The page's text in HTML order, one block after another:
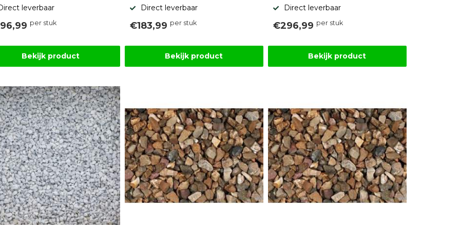
leverbaar
per stuk
Bekijk product
Direct leverbaar
€183,99 per stuk
Bekijk product
Direct leverbaar
€296,99 per stuk
Bekijk product